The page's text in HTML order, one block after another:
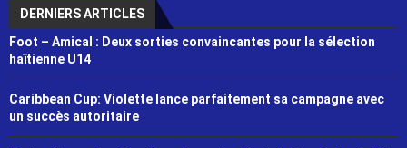
DERNIERS ARTICLES
Foot – Amical : Deux sorties convaincantes pour la sélection
haïtienne U14
Caribbean Cup: Violette lance parfaitement sa campagne avec
un succès autoritaire